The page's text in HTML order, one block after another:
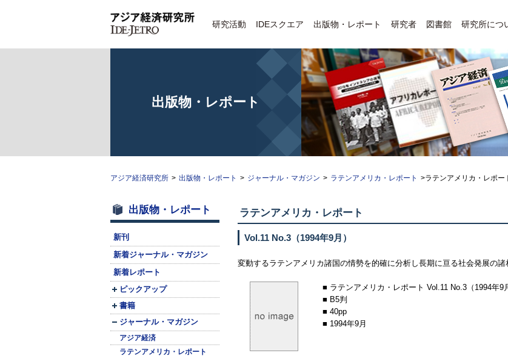
研究活動 IDEスクエア 出版物・レポート 研究者 図書館 研究所につ
出版物・レポート
アジア経済研究所 > 出版物・レポート > ジャーナル・マガジン > ラテンアメリカ・レポート >ラテンアメリカ・レポー
出版物・レポート
新刊
新着ジャーナル・マガジン
新着レポート
ピックアップ
書籍
ジャーナル・マガジン
アジア経済
ラテンアメリカ・レポート
ラテンアメリカ・レポート
Vol.11 No.3 （1994年9月）
変動するラテンアメリカ諸国の情勢を的確に分析し長期に亘る社会発展の諸
■ ラテンアメリカ・レポート Vol.11 No.3（1994年9
■ B5判
■ 40pp
■ 1994年9月